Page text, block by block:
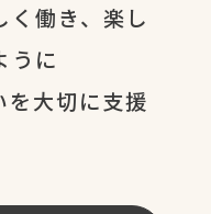
く働き、楽し
うに
を大切に支援